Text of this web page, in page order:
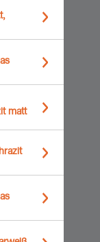
matt